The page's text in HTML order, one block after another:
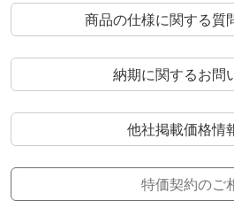
商品の仕様に関する質
納期に関するお問
他社掲載価格情
特価契約のご